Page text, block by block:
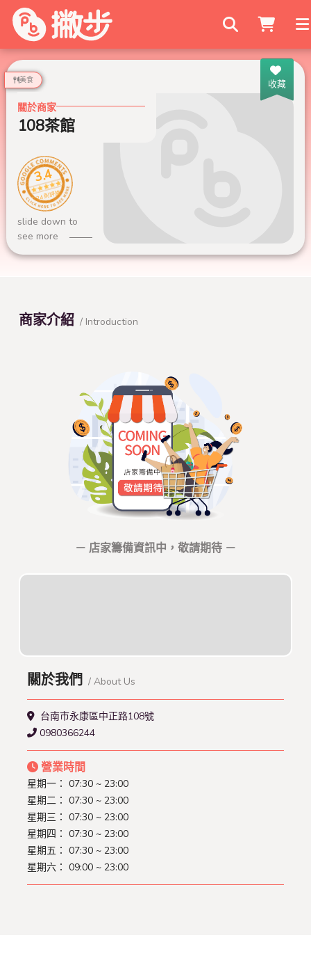
搜尋商家
收藏
美食
關於商家
108茶館
3.4
24 則評論
slide down to
see more
商家介紹 / Introduction
－ 店家籌備資訊中，敬請期待 －
關於我們 / About Us
台南市永康區中正路108號
0980366244
營業時間
星期一： 07:30 ~ 23:00
星期二： 07:30 ~ 23:00
星期三： 07:30 ~ 23:00
星期四： 07:30 ~ 23:00
星期五： 07:30 ~ 23:00
星期六： 09:00 ~ 23:00